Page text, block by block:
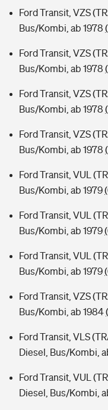
Ford Transit, VZS
Bus/Kombi, ab 1978
Ford Transit, VZS
Bus/Kombi, ab 1978
Ford Transit, VZS
Bus/Kombi, ab 1978
Ford Transit, VZS
Bus/Kombi, ab 1978
Ford Transit, VUL
Bus/Kombi, ab 1979
Ford Transit, VUL
Bus/Kombi, ab 1979
Ford Transit, VUL
Bus/Kombi, ab 1979
Ford Transit, VZS
Bus/Kombi, ab 1984
Ford Transit, VLS
Diesel, Bus/Kombi,
Ford Transit, VUL
Diesel, Bus/Kombi,